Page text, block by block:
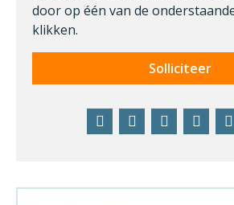
door op één van de
klikken.
FacebookTwitterLinkedIn
Solliciteer